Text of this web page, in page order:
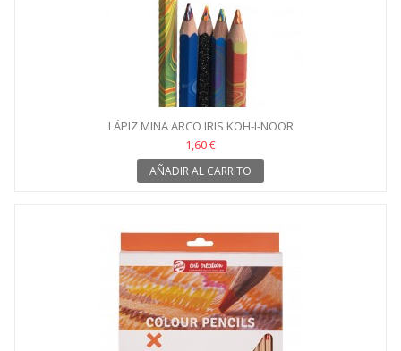
LÁPIZ MINA ARCO IRIS KOH-I-NOOR
1,60 €
AÑADIR AL CARRITO